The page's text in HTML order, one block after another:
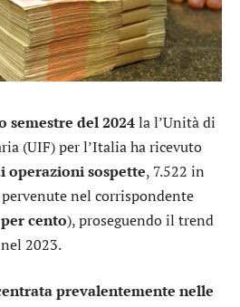
semestre del 2024la l’Unità di
(UIF) per l’Italia ha ricevuto
operazioni sospette, 7.522 in
nel corrispondente
cento), proseguendo il trend
2023.
prevalentemente nelle